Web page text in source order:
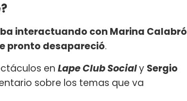
interactuando con Marina Calabró
pronto desapareció.
en Lape Club Socialy Sergio
sobre los temas que va